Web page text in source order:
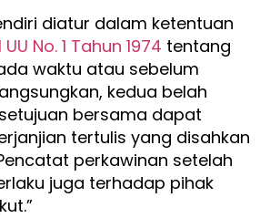
diatur dalam ketentuan
No. 1 Tahun 1974 tentang
waktu atau sebelum
kedua belah
bersama dapat
tertulis yang disahkan
perkawinan setelah
juga terhadap pihak